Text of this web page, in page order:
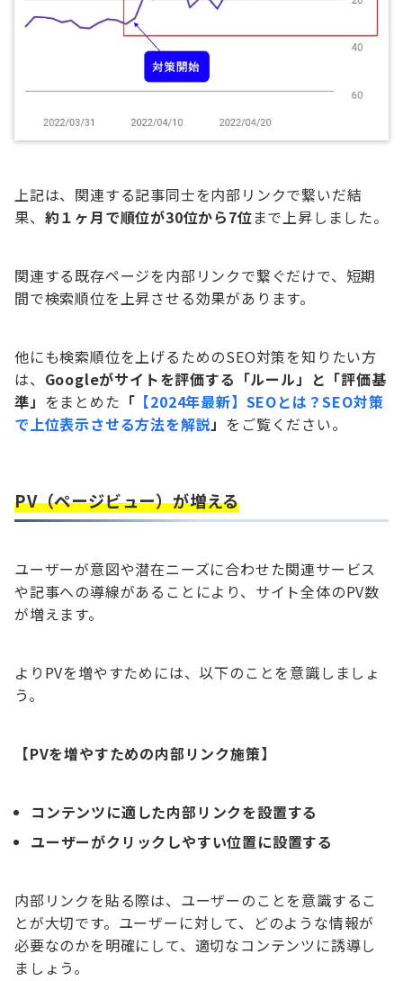
上記は、関連する記事同士を内部リンクで繋いだ結
果、 約１ヶ月で順位が30位から7位まで上昇しました。
関連する既存ページを内部リンクで繋ぐだけで、短期
間で検索順位を上昇させる効果があります。
他にも検索順位を上げるためのSEO対策を知りたい方
は、 Googleがサイトを評価する「ルール」と「評価基
準」 をまとめた 「 【2024年最新】SEOとは？SEO対策
で上位表示させる方法を解説」 をご覧ください。
PV（ページビュー）が増える
ユーザーが意図や潜在ニーズに合わせた関連サービス
や記事への導線があることにより、サイト全体のPV数
が増えます。
よりPVを増やすためには、以下のことを意識しましょ
う。
【PVを増やすための内部リンク施策】
コンテンツに適した内部リンクを設置する
ユーザーがクリックしやすい位置に設置する
内部リンクを貼る際は、ユーザーのことを意識するこ
とが大切です。ユーザーに対して、どのような情報が
必要なのかを明確にして、適切なコンテンツに誘導し
ましょう。